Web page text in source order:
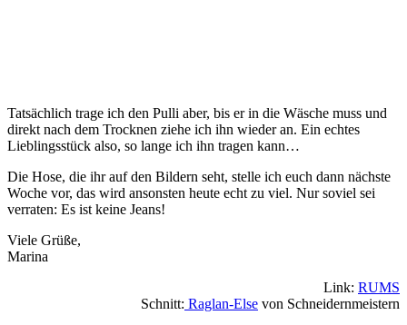
Tatsächlich trage ich den Pulli aber, bis er in die Wäsche muss und
direkt nach dem Trocknen ziehe ich ihn wieder an. Ein echtes
Lieblingsstück also, so lange ich ihn tragen kann…
Die Hose, die ihr auf den Bildern seht, stelle ich euch dann nächste
Woche vor, das wird ansonsten heute echt zu viel. Nur soviel sei
verraten: Es ist keine Jeans!
Viele Grüße,
Marina
Link: RUMS
Schnitt: Raglan-Else von Schneidernmeistern